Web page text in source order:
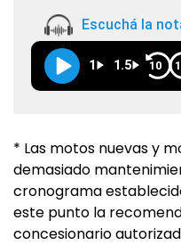
Escuchá la
1 1.5 10
* Las motos nuevas y
demasiado
cronograma
este punto la
concesionario